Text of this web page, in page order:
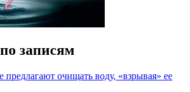
записям
предлагают очищать воду, «взрывая» ее